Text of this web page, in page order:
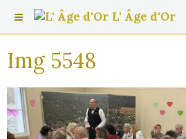
L' Âge d'Or
Img 5548